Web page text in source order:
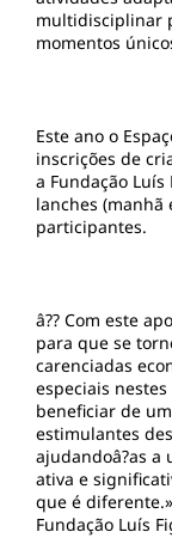
multidisciplinar
momentos
Este ano o
inscrições de
a Fundação
lanches (manhã
participantes.
â?? Com este
para que se
carenciadas
especiais nestes
beneficiar de
estimulantes
ajudandoâ?as
ativa e
que é
Fundação Luís